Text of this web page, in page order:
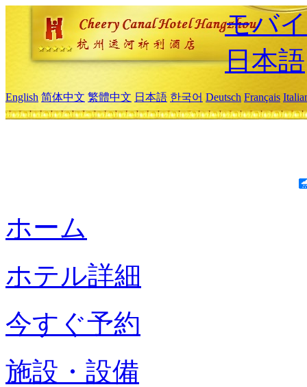
モバ
日本語
English 简体中文 繁體中文 日本語 한국어 Deutsch Français
ホーム
ホテル詳細
今すぐ予約
施設・設備